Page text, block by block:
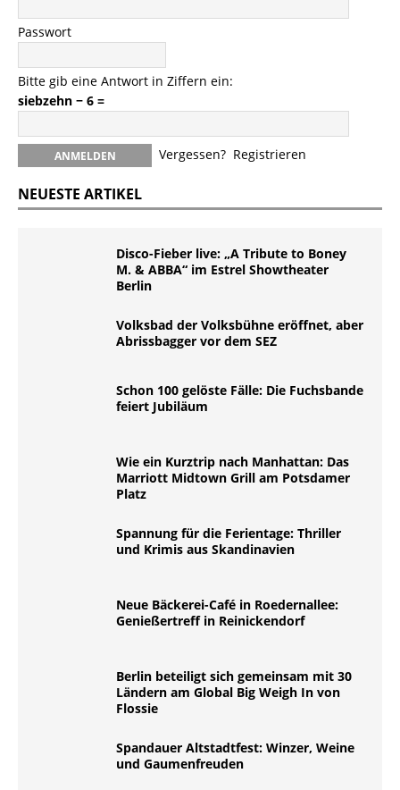
Passwort
Bitte gib eine Antwort in Ziffern ein:
siebzehn − 6 =
Vergessen? Registrieren
NEUESTE ARTIKEL
Disco-Fieber live: „A Tribute to Boney
M. & ABBA“ im Estrel Showtheater
Berlin
Volksbad der Volksbühne eröffnet, aber
Abrissbagger vor dem SEZ
Schon 100 gelöste Fälle: Die Fuchsbande
feiert Jubiläum
Wie ein Kurztrip nach Manhattan: Das
Marriott Midtown Grill am Potsdamer
Platz
Spannung für die Ferientage: Thriller
und Krimis aus Skandinavien
Neue Bäckerei-Café in Roedernallee:
Genießertreff in Reinickendorf
Berlin beteiligt sich gemeinsam mit 30
Ländern am Global Big Weigh In von
Flossie
Spandauer Altstadtfest: Winzer, Weine
und Gaumenfreuden